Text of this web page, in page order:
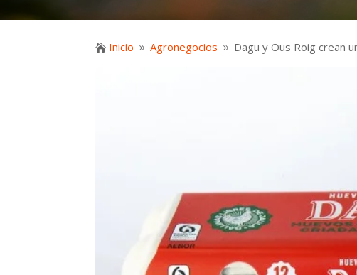
 Inicio 9 Agronegocios 9 Dagu y Ous Roig crean